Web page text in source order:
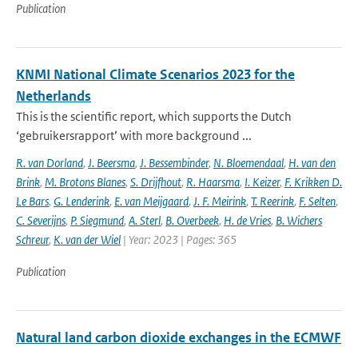
Publication
KNMI National Climate Scenarios 2023 for the
Netherlands
This is the scientific report, which supports the Dutch
‘gebruikersrapport’ with more background ...
R. van Dorland, J. Beersma, J. Bessembinder, N. Bloemendaal, H. van den
Brink, M. Brotons Blanes, S. Drijfhout, R. Haarsma, I. Keizer, F. Krikken D.
Le Bars, G. Lenderink, E. van Meijgaard, J. F. Meirink, T. Reerink, F. Selten,
C. Severijns, P. Siegmund, A. Sterl, B. Overbeek, H. de Vries, B. Wichers
Schreur, K. van der Wiel | Year: 2023 | Pages: 365
Publication
Natural land carbon dioxide exchanges in the ECMWF